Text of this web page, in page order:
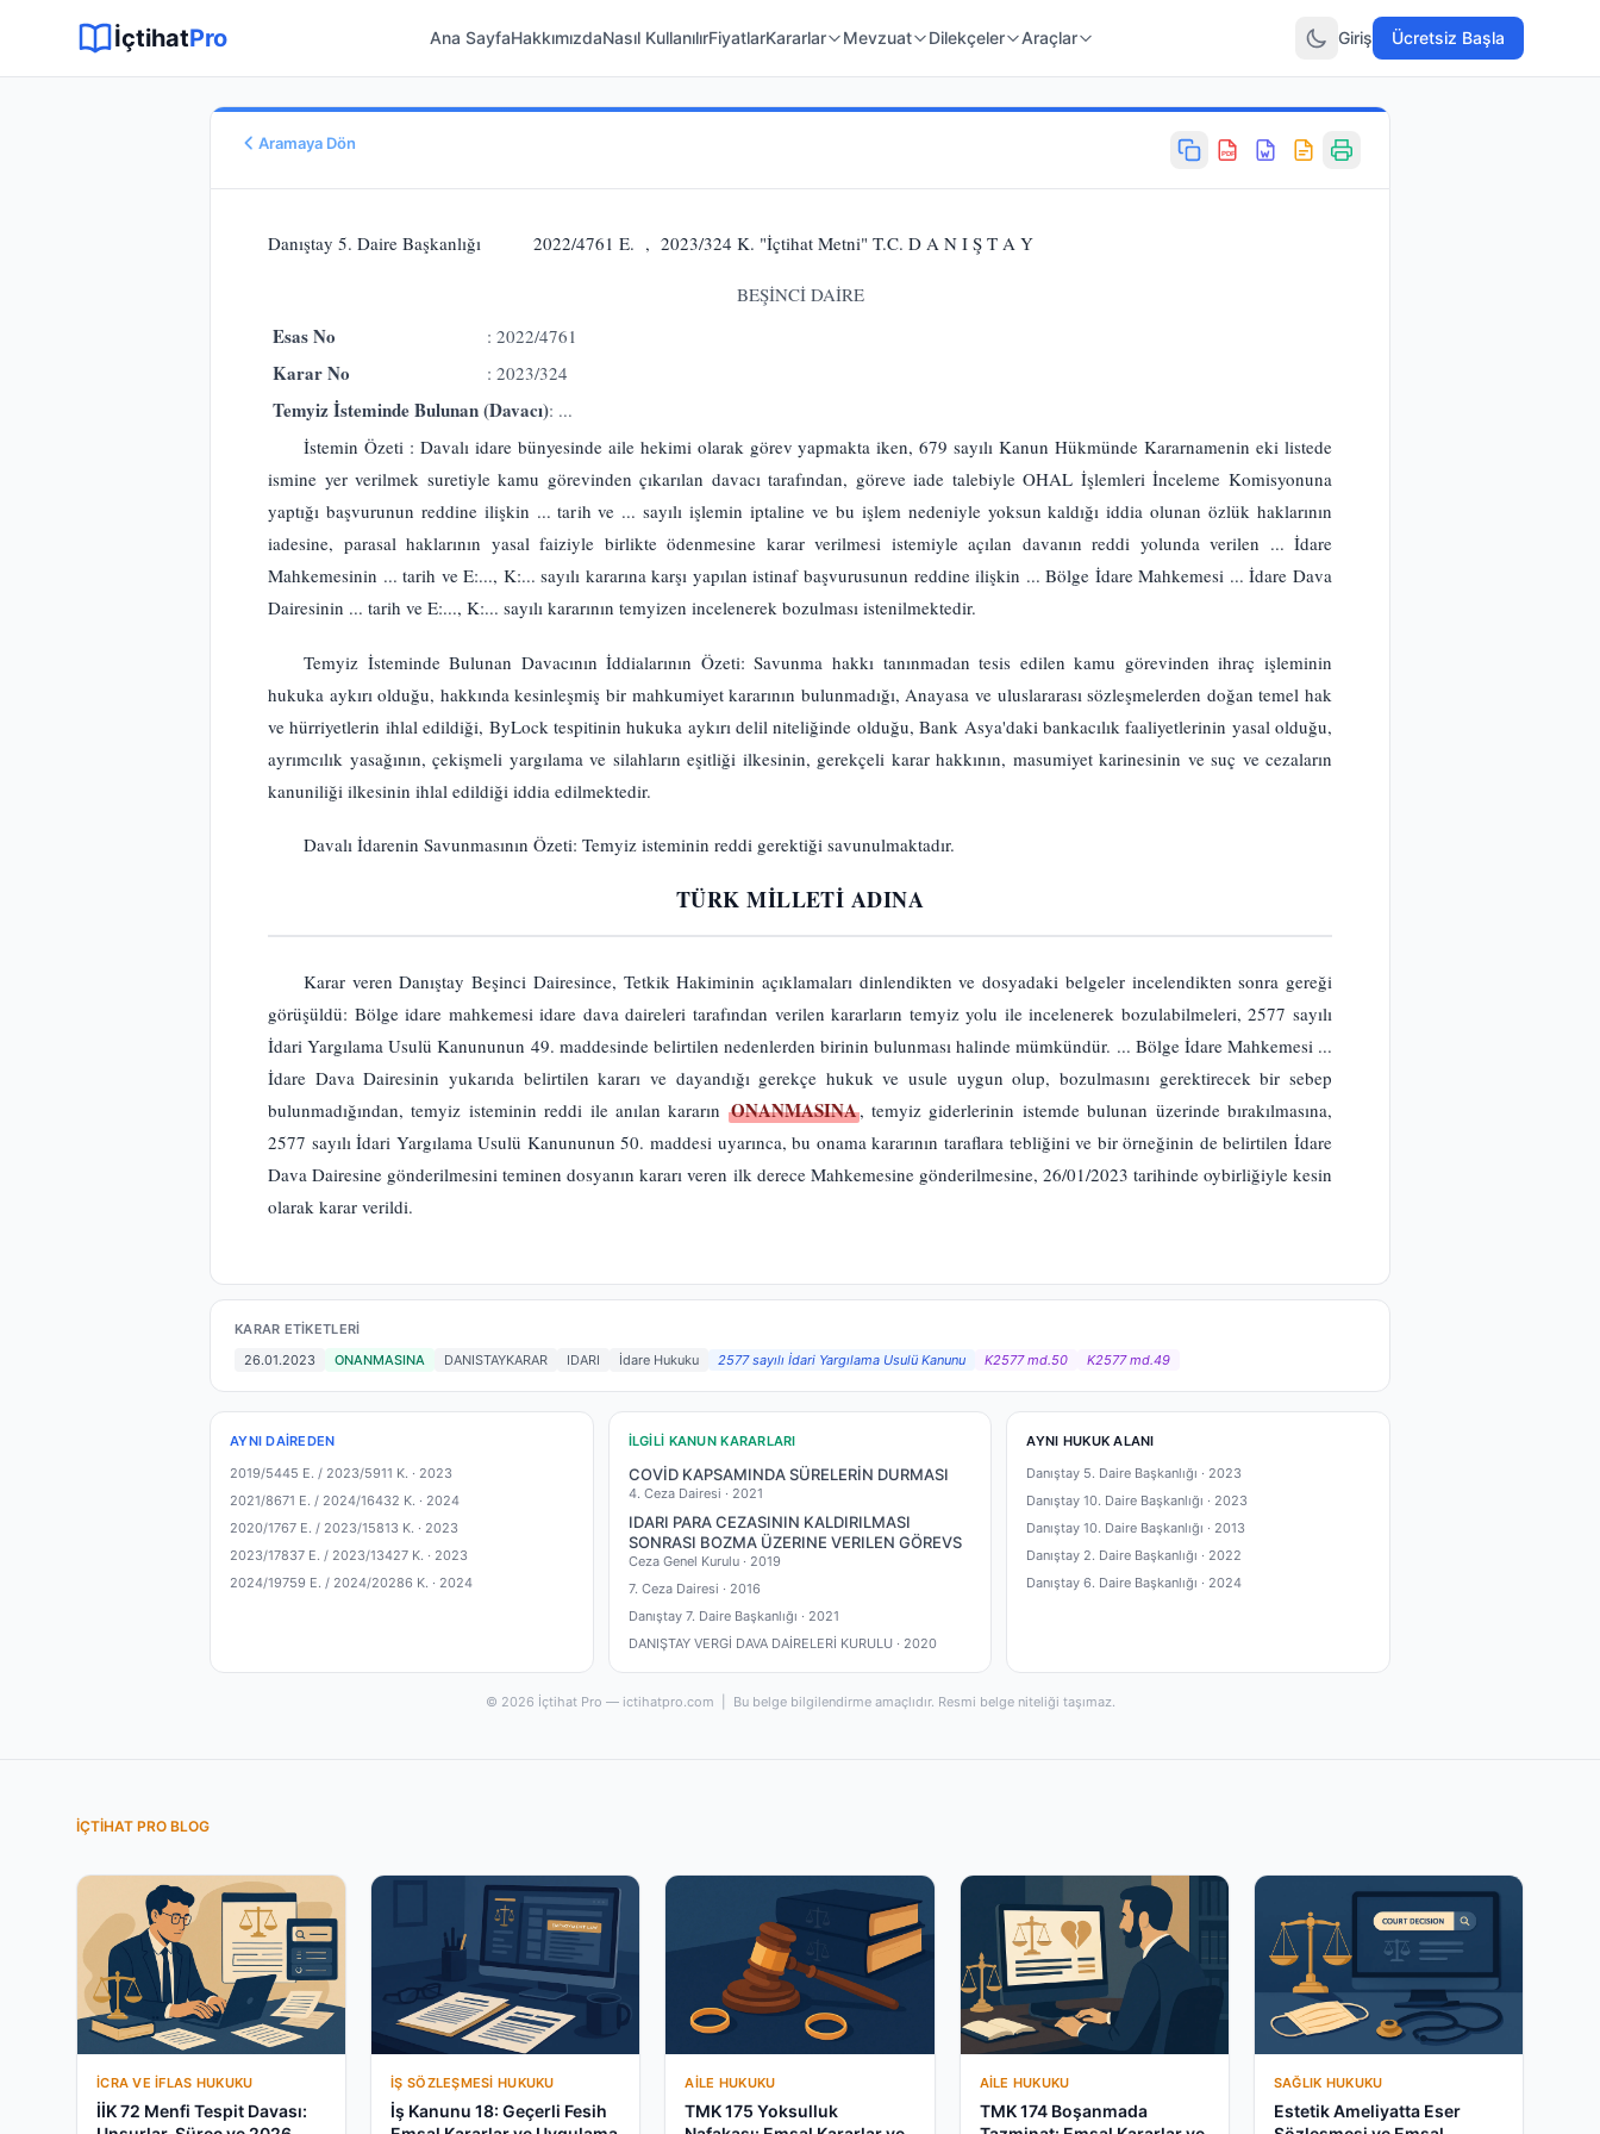
İçtihatPro Ana SayfaHakkımızdaNasıl KullanılırFiyatlarKararlar Mevzuat Dilekçeler Araçlar Giriş Ücretsiz Başla
Aramaya Dön
PDF
26.01.2023
Karar Sonucu
ONANMASINA
İdare Hukuku
Danıştay 5. Daire Başkanlığı 2022/4761 E. , 2023/324 K. "İçtihat Metni" T.C. D A N I Ş T A Y
BEŞİNCİ DAİRE
Esas No : 2022/4761
Karar No : 2023/324
Temyiz İsteminde Bulunan (Davacı): ...
İstemin Özeti : Davalı idare bünyesinde aile hekimi olarak görev yapmakta iken, 679 sayılı Kanun Hükmünde Kararnamenin eki listede
ismine yer verilmek suretiyle kamu görevinden çıkarılan davacı tarafından, göreve iade talebiyle OHAL İşlemleri İnceleme Komisyonuna
yaptığı başvurunun reddine ilişkin ... tarih ve ... sayılı işlemin iptaline ve bu işlem nedeniyle yoksun kaldığı iddia olunan özlük haklarının
iadesine, parasal haklarının yasal faiziyle birlikte ödenmesine karar verilmesi istemiyle açılan davanın reddi yolunda verilen ... İdare
Mahkemesinin ... tarih ve E:..., K:... sayılı kararına karşı yapılan istinaf başvurusunun reddine ilişkin ... Bölge İdare Mahkemesi ... İdare Dava
Dairesinin ... tarih ve E:..., K:... sayılı kararının temyizen incelenerek bozulması istenilmektedir.
Temyiz İsteminde Bulunan Davacının İddialarının Özeti: Savunma hakkı tanınmadan tesis edilen kamu görevinden ihraç işleminin
hukuka aykırı olduğu, hakkında kesinleşmiş bir mahkumiyet kararının bulunmadığı, Anayasa ve uluslararası sözleşmelerden doğan temel hak
ve hürriyetlerin ihlal edildiği, ByLock tespitinin hukuka aykırı delil niteliğinde olduğu, Bank Asya'daki bankacılık faaliyetlerinin yasal olduğu,
ayrımcılık yasağının, çekişmeli yargılama ve silahların eşitliği ilkesinin, gerekçeli karar hakkının, masumiyet karinesinin ve suç ve cezaların
kanuniliği ilkesinin ihlal edildiği iddia edilmektedir.
Davalı İdarenin Savunmasının Özeti: Temyiz isteminin reddi gerektiği savunulmaktadır.
TÜRK MİLLETİ ADINA
Karar veren Danıştay Beşinci Dairesince, Tetkik Hakiminin açıklamaları dinlendikten ve dosyadaki belgeler incelendikten sonra gereği
görüşüldü: Bölge idare mahkemesi idare dava daireleri tarafından verilen kararların temyiz yolu ile incelenerek bozulabilmeleri, 2577 sayılı
İdari Yargılama Usulü Kanununun 49. maddesinde belirtilen nedenlerden birinin bulunması halinde mümkündür. ... Bölge İdare Mahkemesi ...
İdare Dava Dairesinin yukarıda belirtilen kararı ve dayandığı gerekçe hukuk ve usule uygun olup, bozulmasını gerektirecek bir sebep
bulunmadığından, temyiz isteminin reddi ile anılan kararın ONANMASINA, temyiz giderlerinin istemde bulunan üzerinde bırakılmasına,
2577 sayılı İdari Yargılama Usulü Kanununun 50. maddesi uyarınca, bu onama kararının taraflara tebliğini ve bir örneğinin de belirtilen İdare
Dava Dairesine gönderilmesini teminen dosyanın kararı veren ilk derece Mahkemesine gönderilmesine, 26/01/2023 tarihinde oybirliğiyle kesin
olarak karar verildi.
KARAR ETIKETLERI
26.01.2023
ONANMASINA DANISTAYKARAR IDARI İdare Hukuku 2577 sayılı İdari Yargılama Usulü Kanunu K2577 md.50 K2577 md.49
AYNI DAIREDEN
2019/5445 E. / 2023/5911 K. · 2023
2021/8671 E. / 2024/16432 K. · 2024
2020/1767 E. / 2023/15813 K. · 2023
2023/17837 E. / 2023/13427 K. · 2023
2024/19759 E. / 2024/20286 K. · 2024
İLGILI KANUN KARARLARI
COVİD KAPSAMINDA SÜRELERİN DURMASI
4. Ceza Dairesi · 2021
IDARI PARA CEZASININ KALDIRILMASI
SONRASI BOZMA ÜZERINE VERILEN GÖREVS
Ceza Genel Kurulu · 2019
7. Ceza Dairesi · 2016
Danıştay 7. Daire Başkanlığı · 2021
DANIŞTAY VERGİ DAVA DAİRELERİ KURULU · 2020
AYNI HUKUK ALANI
Danıştay 5. Daire Başkanlığı · 2023
Danıştay 10. Daire Başkanlığı · 2023
Danıştay 10. Daire Başkanlığı · 2013
Danıştay 2. Daire Başkanlığı · 2022
Danıştay 6. Daire Başkanlığı · 2024
© 2026 İçtihat Pro — ictihatpro.com | Bu belge bilgilendirme amaçlıdır. Resmi belge niteliği taşımaz.
İÇTIHAT PRO BLOG
İCRA VE İFLAS HUKUKU
İİK 72 Menfi Tespit Davası:
İŞ SÖZLEŞMESI HUKUKU
İş Kanunu 18: Geçerli Fesih
AILE HUKUKU
TMK 175 Yoksulluk
AILE HUKUKU
TMK 174 Boşanmada
SAĞLIK HUKUKU
Estetik Ameliyatta Eser